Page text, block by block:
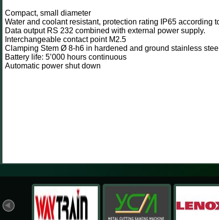
Compact, small diameter
Water and coolant resistant, protection rating IP65 according
Data output RS 232 combined with external power supply.
Interchangeable contact point M2.5
Clamping Stem Ø 8-h6 in hardened and ground stainless
Battery life: 5’000 hours continuous
Automatic power shut down